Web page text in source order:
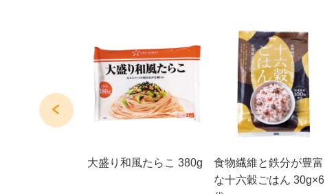
大盛り和風たらこ 380g
食物繊維と鉄分が豊富
な十六穀ごはん 30g×6